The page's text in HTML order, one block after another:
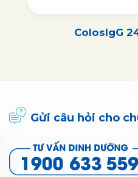
ColosIgG
Gửi câu hỏi cho